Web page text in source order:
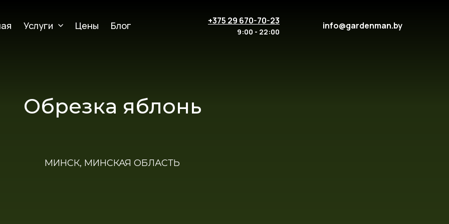
Услуги Цены Блог +375 29 670-70-23
9:00 - 22:00
info@gardenman.by
Обрезка яблонь
МИНСК, МИНСКАЯ ОБЛАСТЬ